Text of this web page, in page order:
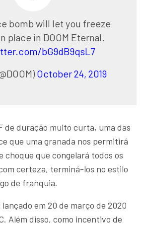
bomb will let you freeze
place in DOOM Eternal.
bG9dB9qsL7
October 24, 2019
de duração muito curta, uma das
que uma granada nos permitirá
choque que congelará todos os
certeza, terminá-los no estilo
de franquia.
lançado em 20 de março de 2020
Além disso, como incentivo de